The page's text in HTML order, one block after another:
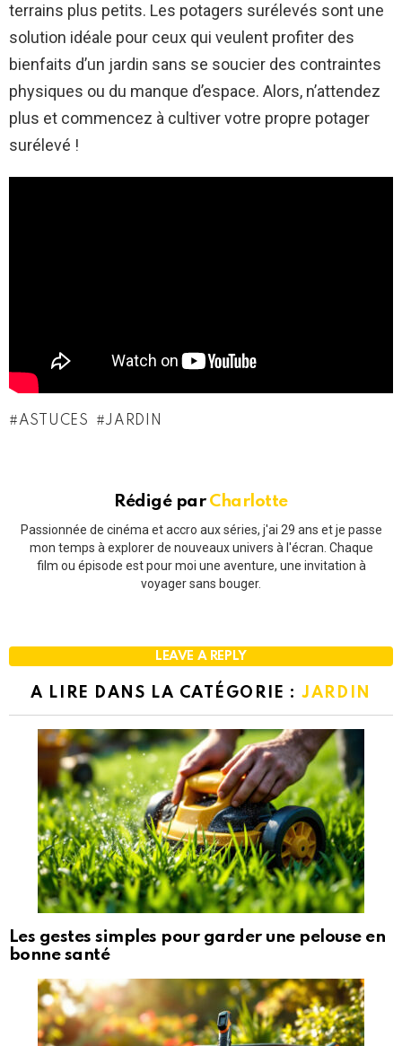
terrains plus petits. Les potagers surélevés sont une
solution idéale pour ceux qui veulent profiter des
bienfaits d’un jardin sans se soucier des contraintes
physiques ou du manque d’espace. Alors, n’attendez
plus et commencez à cultiver votre propre potager
surélevé !
ASTUCES JARDIN
Rédigé par Charlotte
Passionnée de cinéma et accro aux séries, j'ai 29 ans et je passe
mon temps à explorer de nouveaux univers à l'écran. Chaque
film ou épisode est pour moi une aventure, une invitation à
voyager sans bouger.
LEAVE A REPLY
A LIRE DANS LA CATÉGORIE :JARDIN
Les gestes simples pour garder une pelouse en
bonne santé